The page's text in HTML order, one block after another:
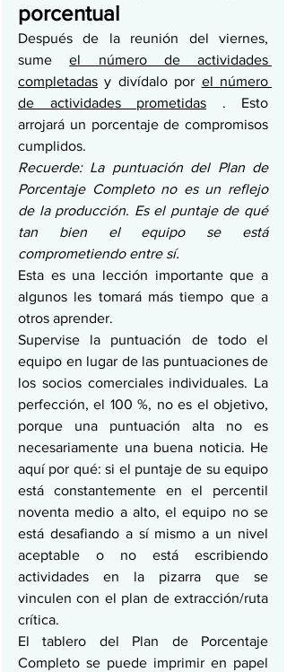
porcentual
Después de la reunión del viernes,
sume el número de actividades
completadas y divídalo por el número
de actividades prometidas . Esto
arrojará un porcentaje de compromisos
cumplidos.
Recuerde: La puntuación del Plan de
Porcentaje Completo no es un reflejo
de la producción. Es el puntaje de qué
tan bien el equipo se está
comprometiendo entre sí.
Esta es una lección importante que a
algunos les tomará más tiempo que a
otros aprender.
Supervise la puntuación de todo el
equipo en lugar de las puntuaciones de
los socios comerciales individuales. La
perfección, el 100 %, no es el objetivo,
porque una puntuación alta no es
necesariamente una buena noticia. He
aquí por qué: si el puntaje de su equipo
está constantemente en el percentil
noventa medio a alto, el equipo no se
está desafiando a sí mismo a un nivel
aceptable o no está escribiendo
actividades en la pizarra que se
vinculen con el plan de extracción/ruta
crítica.
El tablero del Plan de Porcentaje
Completo se puede imprimir en papel